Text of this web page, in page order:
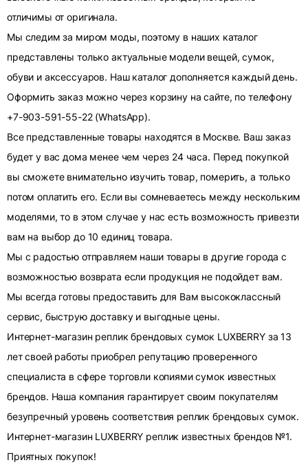
отличимы от оригинала.
Мы следим за миром моды, поэтому в наших каталог
представлены только актуальные модели вещей, сумок,
обуви и аксессуаров. Наш каталог дополняется каждый день.
Оформить заказ можно через корзину на сайте, по телефону
+7-903-591-55-22 (WhatsApp).
Все представленные товары находятся в Москве. Ваш заказ
будет у вас дома менее чем через 24 часа. Перед покупкой
вы сможете внимательно изучить товар, померить, а только
потом оплатить его. Если вы сомневаетесь между нескольким
моделями, то в этом случае у нас есть возможность привезти
вам на выбор до 10 единиц товара.
Мы с радостью отправляем наши товары в другие города с
возможностью возврата если продукция не подойдет вам.
Мы всегда готовы предоставить для Вам высококлассный
сервис, быструю доставку и выгодные цены.
Интернет-магазин реплик брендовых сумок LUXBERRY за 13
лет своей работы приобрел репутацию проверенного
специалиста в сфере торговли копиями сумок известных
брендов. Наша компания гарантирует своим покупателям
безупречный уровень соответствия реплик брендовых сумок.
Интернет-магазин LUXBERRY реплик известных брендов №1.
Приятных покупок!